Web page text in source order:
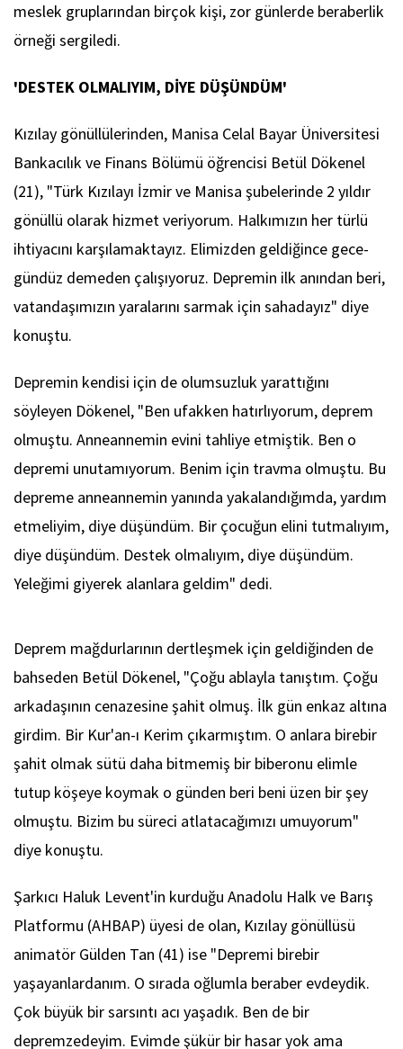
meslek gruplarından birçok kişi, zor günlerde beraberlik
örneği sergiledi.
'DESTEK OLMALIYIM, DİYE DÜŞÜNDÜM'
Kızılay gönüllülerinden, Manisa Celal Bayar Üniversitesi
Bankacılık ve Finans Bölümü öğrencisi Betül Dökenel
(21), "Türk Kızılayı İzmir ve Manisa şubelerinde 2 yıldır
gönüllü olarak hizmet veriyorum. Halkımızın her türlü
ihtiyacını karşılamaktayız. Elimizden geldiğince gece-
gündüz demeden çalışıyoruz. Depremin ilk anından beri,
vatandaşımızın yaralarını sarmak için sahadayız" diye
konuştu.
Depremin kendisi için de olumsuzluk yarattığını
söyleyen Dökenel, "Ben ufakken hatırlıyorum, deprem
olmuştu. Anneannemin evini tahliye etmiştik. Ben o
depremi unutamıyorum. Benim için travma olmuştu. Bu
depreme anneannemin yanında yakalandığımda, yardım
etmeliyim, diye düşündüm. Bir çocuğun elini tutmalıyım,
diye düşündüm. Destek olmalıyım, diye düşündüm.
Yeleğimi giyerek alanlara geldim" dedi.
Deprem mağdurlarının dertleşmek için geldiğinden de
bahseden Betül Dökenel, "Çoğu ablayla tanıştım. Çoğu
arkadaşının cenazesine şahit olmuş. İlk gün enkaz altına
girdim. Bir Kur'an-ı Kerim çıkarmıştım. O anlara birebir
şahit olmak sütü daha bitmemiş bir biberonu elimle
tutup köşeye koymak o günden beri beni üzen bir şey
olmuştu. Bizim bu süreci atlatacağımızı umuyorum"
diye konuştu.
Şarkıcı Haluk Levent'in kurduğu Anadolu Halk ve Barış
Platformu (AHBAP) üyesi de olan, Kızılay gönüllüsü
animatör Gülden Tan (41) ise "Depremi birebir
yaşayanlardanım. O sırada oğlumla beraber evdeydik.
Çok büyük bir sarsıntı acı yaşadık. Ben de bir
depremzedeyim. Evimde şükür bir hasar yok ama